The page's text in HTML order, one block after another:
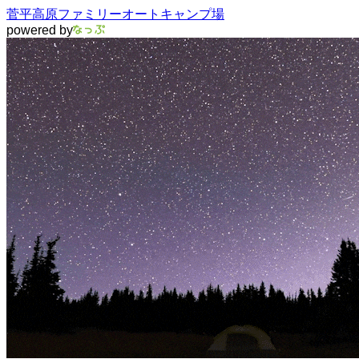
菅平高原ファミリーオートキャンプ場
powered by